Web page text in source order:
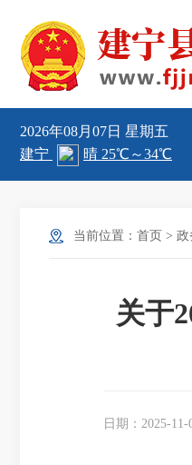
2026年08月07日 星期五
当前位置： 首页 > 政
关于
日期：2025-11-